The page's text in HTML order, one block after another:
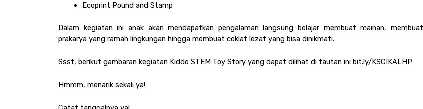
Ecoprint Pound and Stamp
Dalam kegiatan ini anak akan mendapatkan pengalaman langsung belajar membuat mainan, membuat
prakarya yang ramah lingkungan hingga membuat coklat lezat yang bisa dinikmati.
Ssst, berikut gambaran kegiatan Kiddo STEM Toy Story yang dapat dilihat di tautan ini bit.ly/KSCIKALHP
Hmmm, menarik sekali ya!